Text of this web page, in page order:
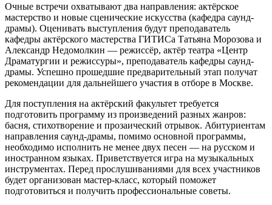
Очные встречи охватывают два направления: актёрское
мастерство и новые сценические искусства (кафедра саунд-
драмы). Оценивать выступления будут преподаватель
кафедры актёрского мастерства ГИТИСа Татьяна Морозова и
Александр Недомолкин — режиссёр, актёр театра «Центр
Драматургии и режиссуры», преподаватель кафедры саунд-
драмы. Успешно прошедшие предварительный этап получат
рекомендации для дальнейшего участия в отборе в Москве.
Для поступления на актёрский факультет требуется
подготовить программу из произведений разных жанров:
басня, стихотворение и прозаический отрывок. Абитуриентам
направления саунд-драмы, помимо основной программы,
необходимо исполнить не менее двух песен — на русском и
иностранном языках. Приветствуется игра на музыкальных
инструментах. Перед прослушиваниями для всех участников
будет организован мастер-класс, который поможет
подготовиться и получить профессиональные советы.